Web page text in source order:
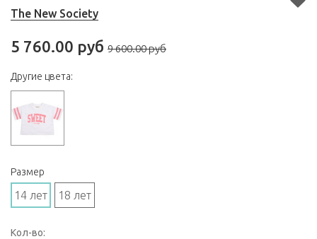
The New Society
5 760.00 руб 9 600.00 руб
Другие цвета:
Размер
14 лет 18 лет
Кол-во: